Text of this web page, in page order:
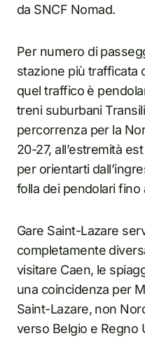
da SNCF Nomad.
Per numero di
stazione più trafficata
quel traffico è
treni suburbani
percorrenza per la
20-27, all’estremità
per orientarti
folla dei pendolari fino
Gare Saint-Lazare
completamente
visitare Caen, le
una coincidenza per
Saint-Lazare, non
verso Belgio e Regno